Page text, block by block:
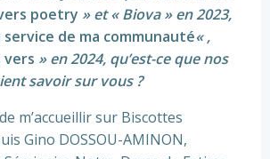
poetry » et « Biova » en 2023,
service de ma communauté« ,
vers » en 2024, qu’est-ce que nos
savoir sur vous ?
m’accueillir sur Biscottes
Gino DOSSOU-AMINON,